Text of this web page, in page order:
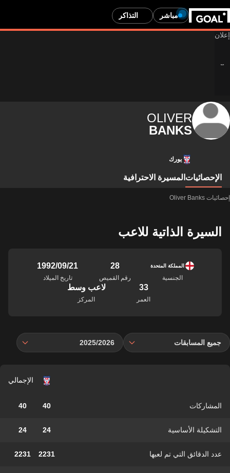
مباشر التذاكر
OLIVER
BANKS
يورك
الإحصائيات المسيرة الاحترافية
إحصائيات Oliver Banks
السيرة الذاتية للاعب
المملكة المتحدة
الجنسية
28
رقم القميص
21‏/09‏/1992
تاريخ الميلاد
33
العمر
لاعب وسط
المركز
جميع المسابقات 2025/2026
الإجمالي
المشاركات 40
40
التشكيلة الأساسية 24
24
عدد الدقائق التي تم لعبها 2231
2231